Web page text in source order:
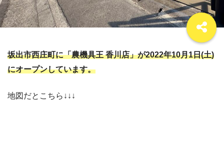
坂出市西庄町に「農機具王 香川店」が2022年10月1日(土)
にオープンしています。
地図だとこちら↓↓↓